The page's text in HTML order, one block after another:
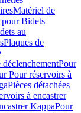
Matériel de
pour Bidets
au
Plaques de
déclenchementPour
Pour réservoirs à
Pièces détachées
à encastrer
KappaPour